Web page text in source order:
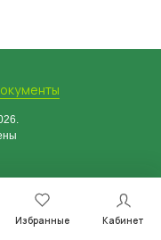
Избранные Кабинет